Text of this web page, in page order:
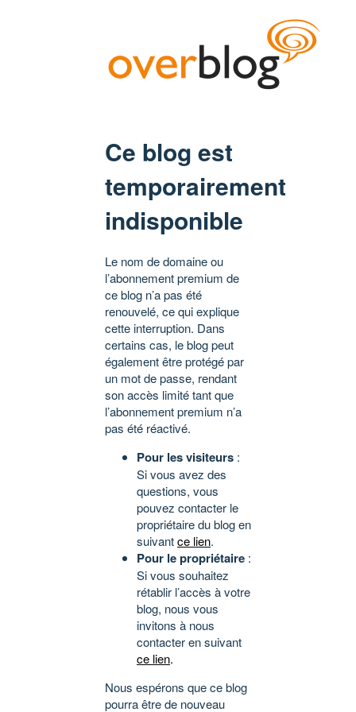
Ce blog est
temporairement
indisponible
Le nom de domaine ou
l’abonnement premium de
ce blog n’a pas été
renouvelé, ce qui explique
cette interruption. Dans
certains cas, le blog peut
également être protégé par
un mot de passe, rendant
son accès limité tant que
l’abonnement premium n’a
pas été réactivé.
Pour les visiteurs :
Si vous avez des
questions, vous
pouvez contacter le
propriétaire du blog en
suivantce lien.
Pour le propriétaire :
Si vous souhaitez
rétablir l’accès à votre
blog, nous vous
invitons à nous
contacter en suivant
ce lien.
Nous espérons que ce blog
pourra être de nouveau